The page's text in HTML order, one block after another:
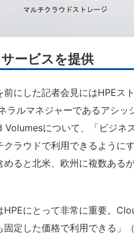
ービスを提供
にした記者会見にはHPEス
ラルマネジャーであるアシ
Volumesについて、「ビジネ
クラウドで利用できるように
めると北米、欧州に複数ある
にとって非常に重要。
固定した価格で利用できる」